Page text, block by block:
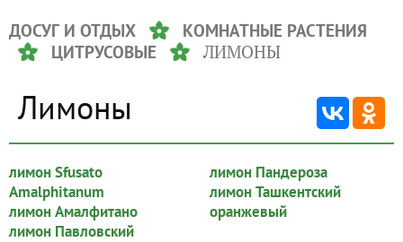
ДОСУГ И ОТДЫХ
КОМНАТНЫЕ РАСТЕНИЯ
ЦИТРУСОВЫЕ
ЛИМОНЫ
Лимоны
лимон Sfusato
Amalphitanum
лимон Амалфитано
лимон Павловский
лимон Пандероза
лимон Ташкентский
оранжевый